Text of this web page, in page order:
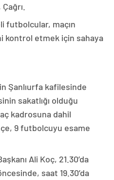
futbolcular, maçın
kontrol etmek için sahaya
Şanlıurfa kafilesinde
sakatlığı olduğu
kadrosuna dahil
9 futbolcuyu esame
Ali Koç, 21.30’da
saat 19.30’da